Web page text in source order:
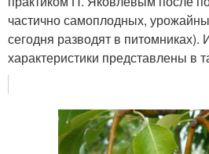
частично самоплодных,
сегодня разводят в питомниках).
характеристики представлены в